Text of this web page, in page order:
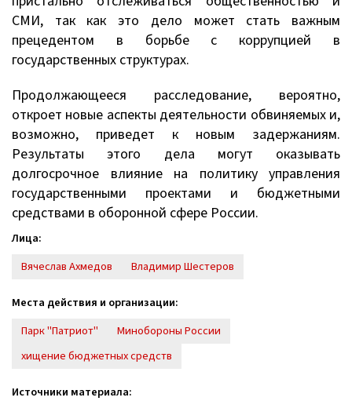
СМИ, так как это дело может стать важным
прецедентом в борьбе с коррупцией в
государственных структурах.
Продолжающееся расследование, вероятно,
откроет новые аспекты деятельности обвиняемых и,
возможно, приведет к новым задержаниям.
Результаты этого дела могут оказывать
долгосрочное влияние на политику управления
государственными проектами и бюджетными
средствами в оборонной сфере России.
Лица:
Вячеслав Ахмедов
Владимир Шестеров
Места действия и организации:
Парк "Патриот"
Минобороны России
хищение бюджетных средств
Источники материала: